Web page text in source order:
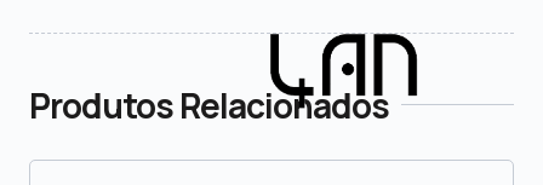
Produtos Relacionados